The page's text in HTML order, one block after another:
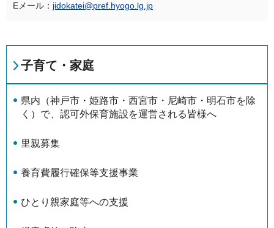
Eメール： jidokatei@pref.hyogo.lg.jp
子育て・家庭
県内（神戸市・姫路市・西宮市・尼崎市・明石市を除
く）で、認可外保育施設を運営される皆様へ
里親募集
養育費履行確保等支援事業
ひとり親家庭等への支援